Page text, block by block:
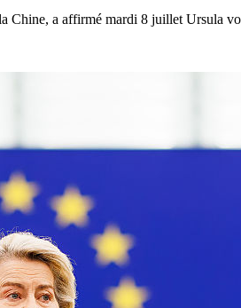
Chine, a affirmé mardi 8 juillet Ursula